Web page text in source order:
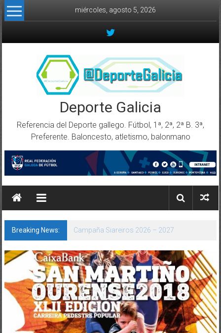
Skip to content
miércoles, agosto 5, 2026
Deporte Galicia
Referencia del Deporte gallego. Fútbol, 1ª, 2ª, 2ª B. 3ª,
Preferente. Baloncesto, atletismo, balonmano
Breaking News:
Subcampión de España: o balonmán praia